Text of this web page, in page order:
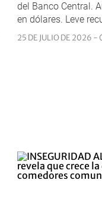
del Banco Central.
en dólares. Leve
25 DE JULIO DE 2026 -